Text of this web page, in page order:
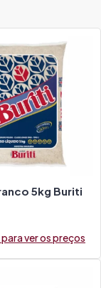
5kg Buriti
ver os preços